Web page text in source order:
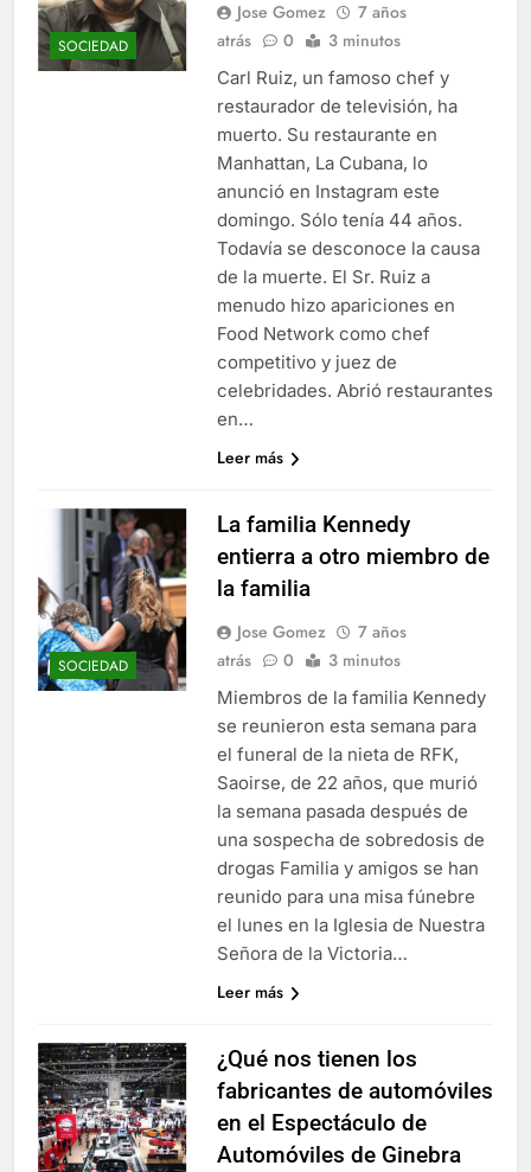
Libre
Crucero en México te
lleva a lugares
binoculares de visión
nocturna y reuniones de
secuestrados
7 Años Atrás
La Inteligencia Artificial
deepfake de Samsung
fabrica un clip de
movimiento desde una
sola foto
7 Años Atrás
SOCIEDAD
Jose Gomez
7 años
atrás
0 3 minutos
Carl Ruiz, un famoso chef y
restaurador de televisión, ha
muerto. Su restaurante en
Manhattan, La Cubana, lo
anunció en Instagram este
domingo. Sólo tenía 44 años.
Todavía se desconoce la causa
de la muerte. El Sr. Ruiz a
menudo hizo apariciones en
Food Network como chef
competitivo y juez de
celebridades. Abrió restaurantes
en…
Leer más
SOCIEDAD
La familia Kennedy
entierra a otro miembro de
la familia
Jose Gomez
7 años
atrás
0 3 minutos
Miembros de la familia Kennedy
se reunieron esta semana para
el funeral de la nieta de RFK,
Saoirse, de 22 años, que murió
la semana pasada después de
una sospecha de sobredosis de
drogas Familia y amigos se han
reunido para una misa fúnebre
el lunes en la Iglesia de Nuestra
Señora de la Victoria…
Leer más
¿Qué nos tienen los
fabricantes de automóviles
en el Espectáculo de
Automóviles de Ginebra